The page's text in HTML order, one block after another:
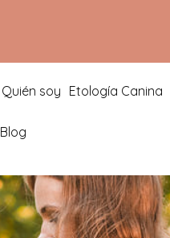
Quién soy Etología Canina
Blog